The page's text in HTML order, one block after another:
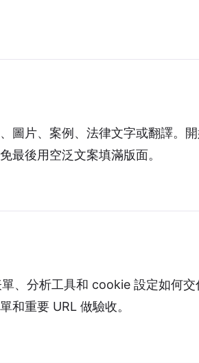
圖片、案例、法律文字或翻譯。開
最後用空泛文案填滿版面。
、分析工具和 cookie 設定如何交
和重要 URL 做驗收。